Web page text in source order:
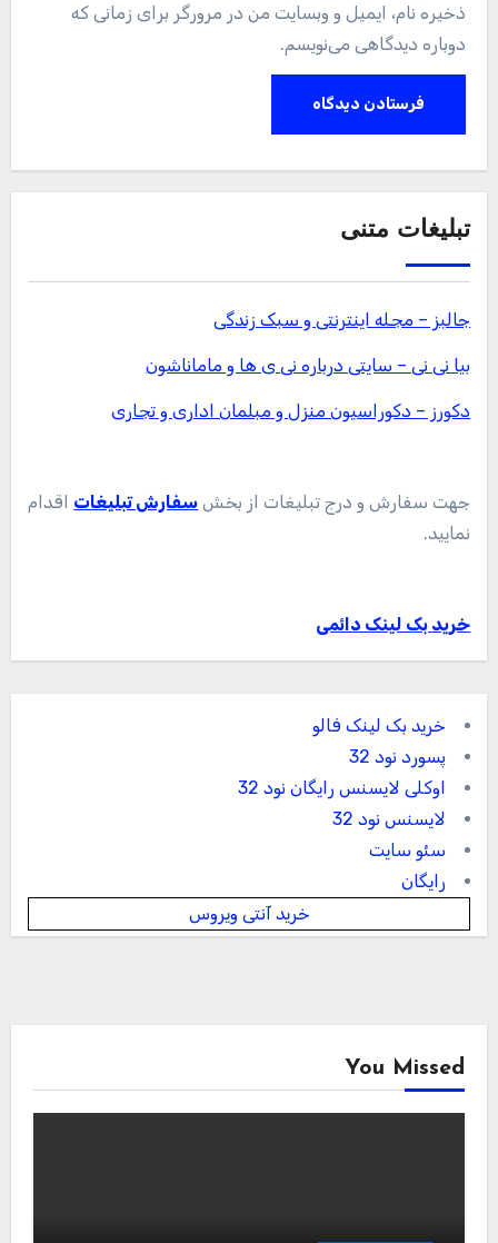
ذخیره نام، ایمیل و وبسایت من در مرورگر برای زمانی که
دوباره دیدگاهی می‌نویسم.
تبلیغات متنی
جالبز – مجله اینترنتی و سبک زندگی
بیا نی نی – سایتی درباره نی ی ها و ماماناشون
دکورز – دکوراسیون منزل و مبلمان اداری و تجاری
جهت سفارش و درج تبلیغات از بخش سفارش تبلیغات اقدام
نمایید.
خرید بک لینک دائمی
خرید بک لینک فالو
پسورد نود 32
اوکلی لایسنس رایگان نود 32
لایسنس نود 32
سئو سایت
رایگان
خرید آنتی ویروس
You Missed